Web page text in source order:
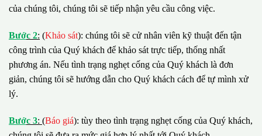
của chúng tôi, chúng tôi sẽ tiếp nhận yêu cầu công việc.
Bước 2: (Khảo sát): chúng tôi sẽ cử nhân viên kỹ thuật đến tận
công trình của Quý khách để khảo sát trực tiếp, thống nhất
phương án. Nếu tình trạng nghẹt cống của Quý khách là đơn
giản, chúng tôi sẽ hướng dẫn cho Quý khách cách để tự mình xử
lý.
Bước 3: (Báo giá): tùy theo tình trạng nghẹt cống của Quý khách,